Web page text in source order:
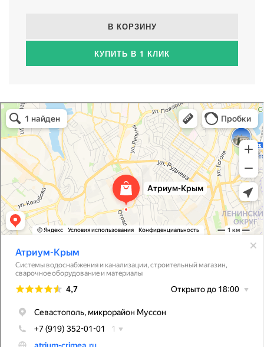
В КОРЗИНУ
КУПИТЬ В 1 КЛИК
Атриум-Крым
Системы водоснабжения, отопления, канализации в Севастополе
Снабжение строительных объектов в Севастополе